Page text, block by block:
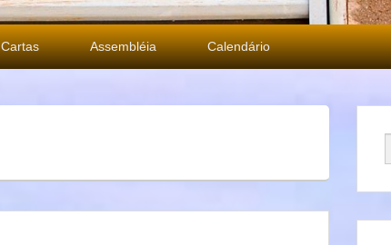
Cartas Assembléia Calendário